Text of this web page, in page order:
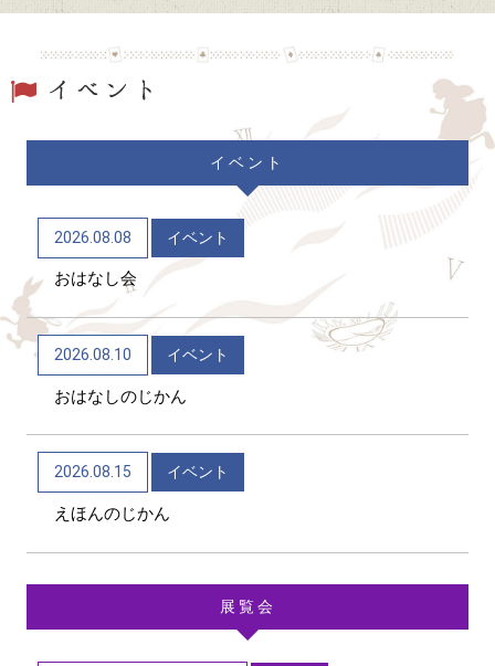
2026/06/06 トピックス
かごしまメルヘン館特別企画展「教科書で出会う童
話と絵本展」（7/10～9/14）
トピックス
かごしま近代文学館 企画展「Let’s go to the
mountains！～作家×山～」（12/9～R9/6/21）
2026/06/04
かごしま近代文学館 テーマ展「向田邦子日本を旅
する～Bon Voyage～」（11/1～R9/3/15）
2026/06/01 トピックス
第48回「子どもたちに聞かせたい創作童話」作品募
集【6/1~9/11迄】
イベント
2026.08.08 イベント
おはなし会
2026.08.10 イベント
おはなしのじかん
2026.08.15 イベント
えほんのじかん
展覧会